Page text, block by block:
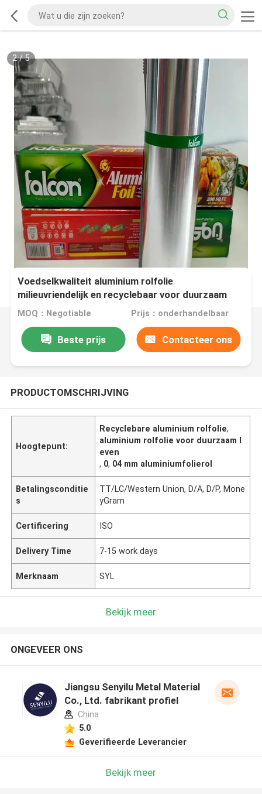
2/5
Voedselkwaliteit aluminium rolfolie
milieuvriendelijk en recyclebaar voor duurzaam
leven
MOQ：Negotiable Prijs：onderhandelbaar
Beste prijs Contacteer ons
PRODUCTOMSCHRIJVING
Hoogtepunt:
Recyclebare aluminium rolfolie,
aluminium rolfolie voor duurzaam l
even
, 0, 04 mm aluminiumfolierol
Betalingsconditie
s
TT/LC/Western Union, D/A, D/P, Mone
yGram
Certificering ISO
Delivery Time 7-15 work days
Merknaam SYL
Bekijk meer
ONGEVEER ONS
Jiangsu Senyilu Metal Material
Co., Ltd. fabrikant profiel
China
5.0
Geverifieerde Leverancier
Bekijk meer